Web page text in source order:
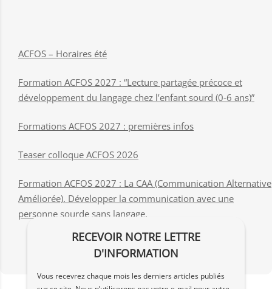
ACFOS – Horaires été
Formation ACFOS 2027 : “Lecture partagée précoce et
développement du langage chez l’enfant sourd (0-6 ans)”
Formations ACFOS 2027 : premières infos
Teaser colloque ACFOS 2026
Formation ACFOS 2027 : La CAA (Communication Alternative
Améliorée). Développer la communication avec une
personne sourde sans langage.
RECEVOIR NOTRE LETTRE
D'INFORMATION
Vous recevrez chaque mois les derniers articles publiés